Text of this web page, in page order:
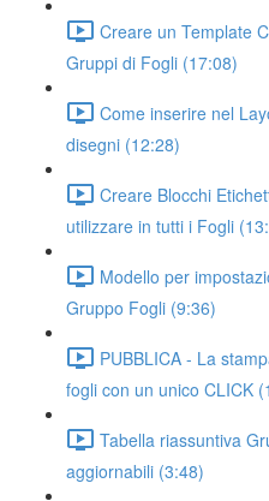
Creare un Template
Gruppi di Fogli (17:08)
Come inserire nel
disegni (12:28)
Creare Blocchi
utilizzare in tutti i Fogli
Modello per
Gruppo Fogli (9:36)
PUBBLICA - La
fogli con un unico CLICK
Tabella riassuntiva
aggiornabili (3:48)